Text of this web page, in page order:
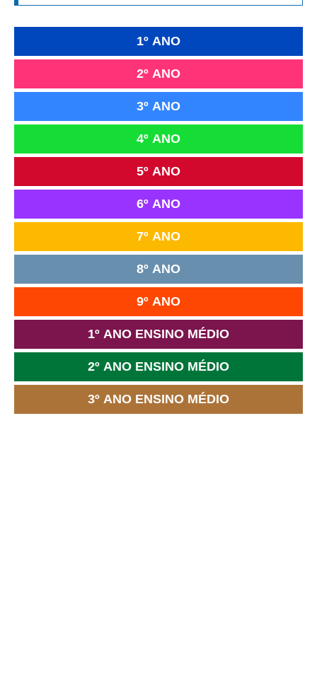
1º ANO
2º ANO
3º ANO
4º ANO
5º ANO
6º ANO
7º ANO
8º ANO
9º ANO
1º ANO ENSINO MÉDIO
2º ANO ENSINO MÉDIO
3º ANO ENSINO MÉDIO